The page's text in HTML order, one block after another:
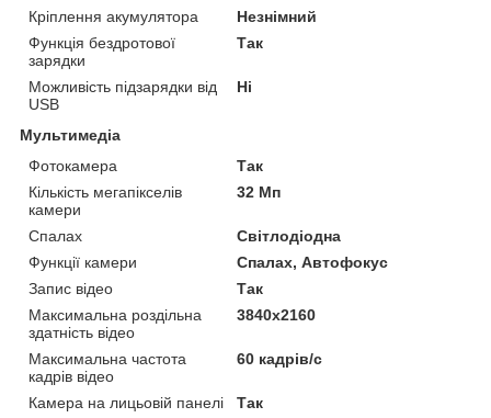
Кріплення акумулятора
Незнімний
Функція бездротової
зарядки
Так
Можливість підзарядки від
USB
Ні
Мультимедіа
Фотокамера
Так
Кількість мегапікселів
камери
32 Мп
Спалах
Світлодіодна
Функції камери
Спалах, Автофокус
Запис відео
Так
Максимальна роздільна
здатність відео
3840x2160
Максимальна частота
кадрів відео
60 кадрів/с
Камера на лицьовій панелі
Так